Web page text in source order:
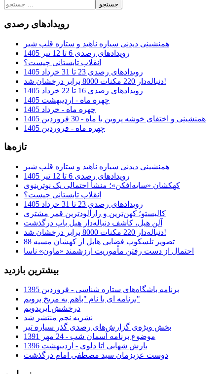
جستجو
رویدادهای رصدی
همنشینی دیدنی سیاره ناهید و ستاره قلب شیر
رویدادهای رصدی 6 تا 12 تیر 1405
انقلاب تابستانی چیست؟
رویدادهای رصدی 23 تا 31 خرداد 1405
دنباله‌دار 220 مکنات 8000 برابر درخشان شد!
رویدادهای رصدی 16 تا 22 خرداد 1405
چهره ماه - اردیبهشت 1405
چهره ماه - خرداد 1405
همنشینی و اختفای خوشه پروین با ماه - 30 فروردین 1405
چهره ماه - فروردین 1405
تازه‌ها
همنشینی دیدنی سیاره ناهید و ستاره قلب شیر
رویدادهای رصدی 6 تا 12 تیر 1405
کهکشان «سایه‌افکن»؛ منشأ احتمالی یک نوترینوی
انقلاب تابستانی چیست؟
رویدادهای رصدی 23 تا 31 خرداد 1405
کالیستو؛ کهن‌ترین و رازآلودترین قمر مشتری
آلن هیل، کاشف دنباله‌دار هیل باپ درگذشت
دنباله‌دار 220 مکنات 8000 برابر درخشان شد!
تصویر تلسکوپ فضایی هابل از کهشان مسیه 88
احتمال از دست رفتن مأموریت ارزشمند «ماون» ناسا
بیشترین بازدید
برنامه باشگاه‌های ستاره شناسی - فروردین 1395
برنامه ای با نام "باهم به مریخ برویم"
درخشش ایریدویم
نشریه نجم منتشر شد
بخش ویژه‌ی گزارش‌های رصدی گذر سیاره تیر
موضوع برنامه آسمان شب - 24 مهر 1391
بارش شهابی اتا دلوی - اردیبهشت 1396
دوست عزیزمان سید مصطفی امام درگذشت